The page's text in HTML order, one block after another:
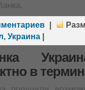
, Украина|
в